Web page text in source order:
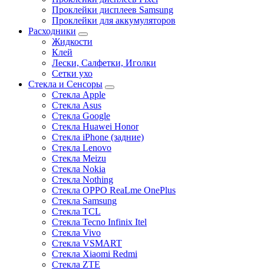
Проклейки дисплеев Samsung
Проклейки для аккумуляторов
Расходники
Жидкости
Клей
Лески, Салфетки, Иголки
Сетки ухо
Стекла и Сенсоры
Стекла Apple
Стекла Asus
Стекла Google
Стекла Huawei Honor
Стекла iPhone (задние)
Стекла Lenovo
Стекла Meizu
Стекла Nokia
Стекла Nothing
Стекла OPPO ReaLme OnePlus
Стекла Samsung
Стекла TCL
Стекла Tecno Infinix Itel
Стекла Vivo
Стекла VSMART
Стекла Xiaomi Redmi
Стекла ZTE